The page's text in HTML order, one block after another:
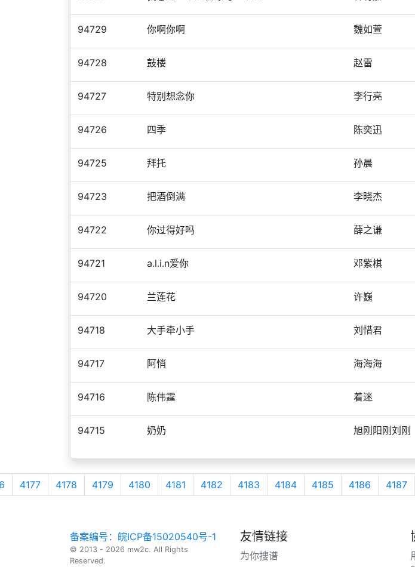
94729 你啊你啊 魏如萱
94728 鼓楼 赵雷
94727 特别想念你 李行亮
94726 四季 陈奕迅
94725 拜托 孙晨
94723 把酒倒满 李晓杰
94722 你过得好吗 薛之谦
94721 a.l.i.n爱你 邓紫棋
94720 兰莲花 许巍
94718 大手牵小手 刘惜君
94717 阿悄 海海海
94716 陈伟霆 着迷
94715 奶奶 旭刚阳刚刘刚
4177 4178 4179 4180 4181 4182 4183 4184 4185 4186 4187
备案编号：皖ICP备15020540号-1
© 2013 - 2026 mw2c. All Rights
Reserved.
友情链接
为你搜谱